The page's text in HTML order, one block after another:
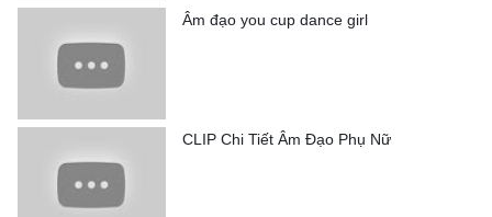
Âm đạo you cup dance girl
CLIP Chi Tiết Âm Đạo Phụ Nữ